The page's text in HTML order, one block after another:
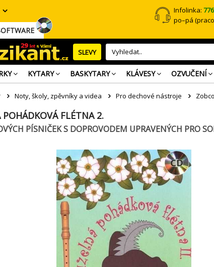
Infolinka:
po–pá
SLEVY
KYTARY BASKYTARY KLÁVESY OZVUČENÍ
Noty, školy, zpěvníky a videa Pro dechové nástroje
FLÉTNA 2.
PÍSNIČEK S DOPROVODEM UPRAVENÝCH PRO